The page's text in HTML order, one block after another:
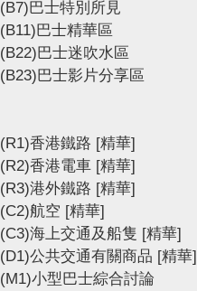
(B7)巴士特別所見
(B11)巴士精華區
(B22)巴士迷吹水區
(B23)巴士影片分享區
(R1)香港鐵路 [精華]
(R2)香港電車 [精華]
(R3)港外鐵路 [精華]
(C2)航空 [精華]
(C3)海上交通及船隻 [精華]
(D1)公共交通有關商品 [精華]
(M1)小型巴士綜合討論